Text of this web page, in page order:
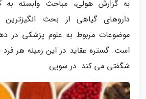
به گزارش هولی، مباحث وابسته به
داروهای گیاهی از بحث
موضوعات مربوط به علوم پزشکی در
است. گستره عقاید در این زمینه هر فرد
شگفتی می کند. در سویی